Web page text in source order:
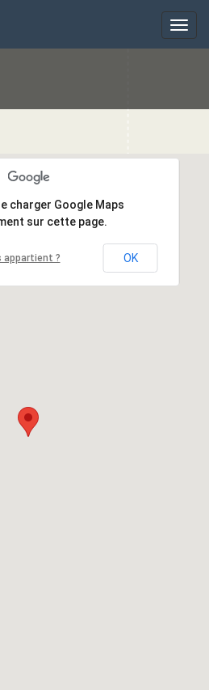
Toggle
charger Google Maps
sur cette page.
appartient ? OK
charger Google Maps
sur cette page.
appartient ? OK
Toggle